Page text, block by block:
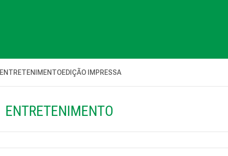
ENTRETENIMENTOEDIÇÃO IMPRESSA
ENTRETENIMENTO